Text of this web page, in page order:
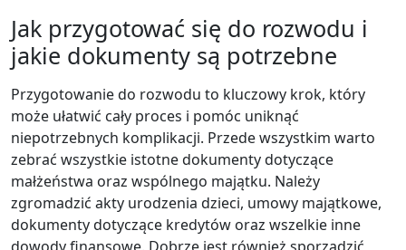
Jak przygotować się do rozwodu i
jakie dokumenty są potrzebne
Przygotowanie do rozwodu to kluczowy krok, który
może ułatwić cały proces i pomóc uniknąć
niepotrzebnych komplikacji. Przede wszystkim warto
zebrać wszystkie istotne dokumenty dotyczące
małżeństwa oraz wspólnego majątku. Należy
zgromadzić akty urodzenia dzieci, umowy majątkowe,
dokumenty dotyczące kredytów oraz wszelkie inne